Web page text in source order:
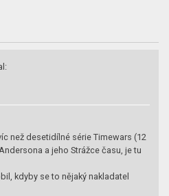
než desetidílné série Timewars (12
a jeho Strážce času, je tu
kdyby se to nějaký nakladatel